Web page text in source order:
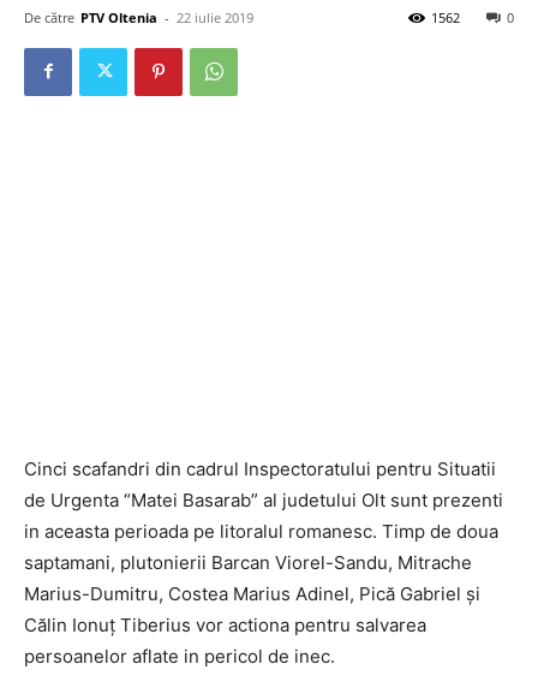
De către PTV Oltenia - 22 iulie 2019 0
1562
Cinci scafandri din cadrul Inspectoratului pentru Situatii
de Urgenta “Matei Basarab” al judetului Olt sunt prezenti
in aceasta perioada pe litoralul romanesc. Timp de doua
saptamani, plutonierii Barcan Viorel-Sandu, Mitrache
Marius-Dumitru, Costea Marius Adinel, Pică Gabriel și
Călin Ionuț Tiberius vor actiona pentru salvarea
persoanelor aflate in pericol de inec.